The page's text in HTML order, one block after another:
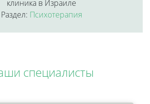
клиника в Израиле
Раздел: Психотерапия
специалисты